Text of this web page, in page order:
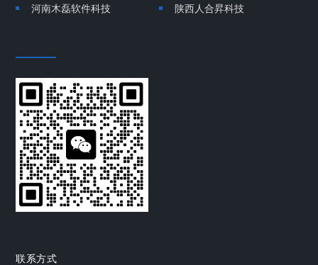
河南木磊软件科技 陕西人合昇科技
联系方式